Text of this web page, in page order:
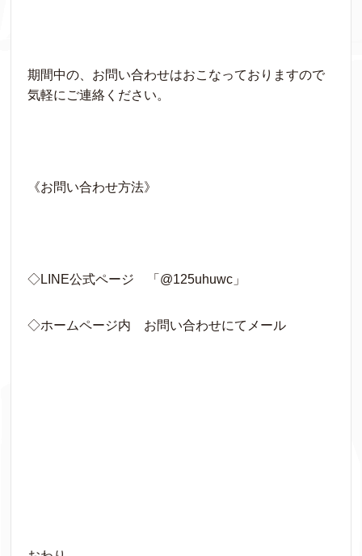
期間中の、お問い合わせはおこなっておりますので
気軽にご連絡ください。
《お問い合わせ方法》
◇LINE公式ページ 「@125uhuwc」
◇ホームページ内 お問い合わせにてメール